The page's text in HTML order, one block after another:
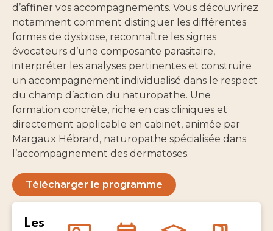
d’affiner vos accompagnements. Vous découvrirez
notamment comment distinguer les différentes
formes de dysbiose, reconnaître les signes
évocateurs d’une composante parasitaire,
interpréter les analyses pertinentes et construire
un accompagnement individualisé dans le respect
du champ d’action du naturopathe. Une
formation concrète, riche en cas cliniques et
directement applicable en cabinet, animée par
Margaux Hébrard, naturopathe spécialisée dans
l’accompagnement des dermatoses.
Les
Télécharger le programme